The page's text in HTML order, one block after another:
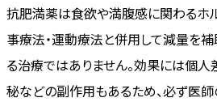
抗肥満薬は食欲や満腹感に関わるホ
事療法・運動療法と併用して減量を
る治療ではありません。効果には個人
秘などの副作用もあるため、必ず医